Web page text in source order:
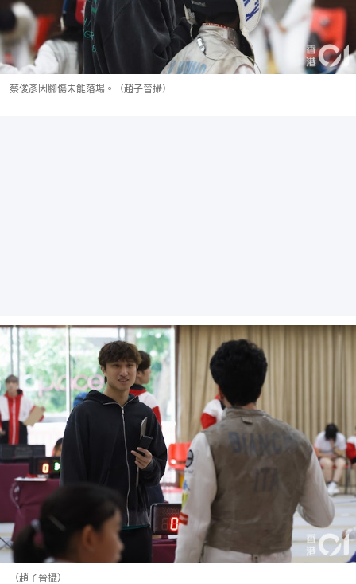
蔡俊彥因腳傷未能落場。（趙子晉攝）
（趙子晉攝）